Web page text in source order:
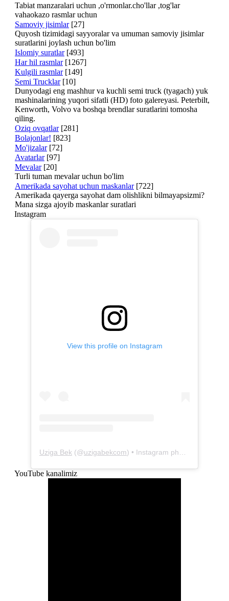
Tabiat manzaralari uchun ,o'rmonlar.cho'llar ,tog'lar
vahaokazo rasmlar uchun
Samoviy jisimlar [27]
Quyosh tizimidagi sayyoralar va umuman samoviy jisimlar
suratlarini joylash uchun bo'lim
Islomiy suratlar [493]
Har hil rasmlar [1267]
Kulgili rasmlar [149]
Semi Trucklar [10]
Dunyodagi eng mashhur va kuchli semi truck (tyagach) yuk
mashinalarining yuqori sifatli (HD) foto galereyasi. Peterbilt,
Kenworth, Volvo va boshqa brendlar suratlarini tomosha
qiling.
Oziq ovqatlar [281]
Bolajonlar! [823]
Mo'jizalar [72]
Avatarlar [97]
Mevalar [20]
Turli tuman mevalar uchun bo'lim
Amerikada sayohat uchun maskanlar [722]
Amerikada qayerga sayohat dam olishlikni bilmayapsizmi?
Mana sizga ajoyib maskanlar suratlari
Instagram
View this profile on Instagram
Uziga Bek (@uzigabekcom) • Instagram photos and videos
YouTube kanalimiz